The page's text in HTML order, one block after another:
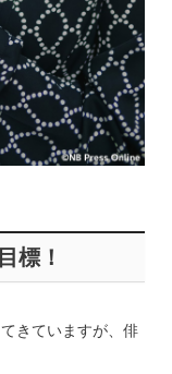
標！
きていますが、俳